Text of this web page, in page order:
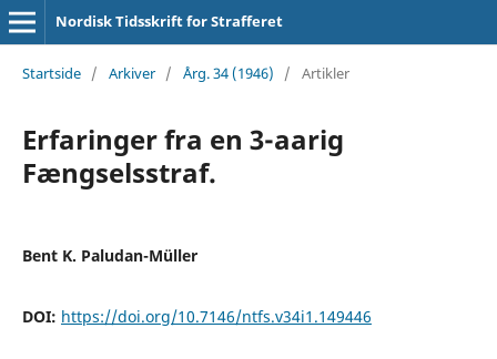
Nordisk Tidsskrift for Strafferet
Startside / Arkiver / Årg. 34 (1946) / Artikler
Erfaringer fra en 3-aarig
Fængselsstraf.
Bent K. Paludan-Müller
DOI: https://doi.org/10.7146/ntfs.v34i1.149446